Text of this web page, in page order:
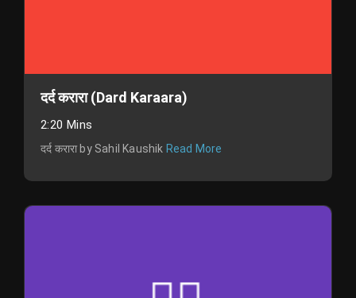
दर्द करारा (Dard Karaara)
2:20 Mins
दर्द करारा by Sahil Kaushik Read More